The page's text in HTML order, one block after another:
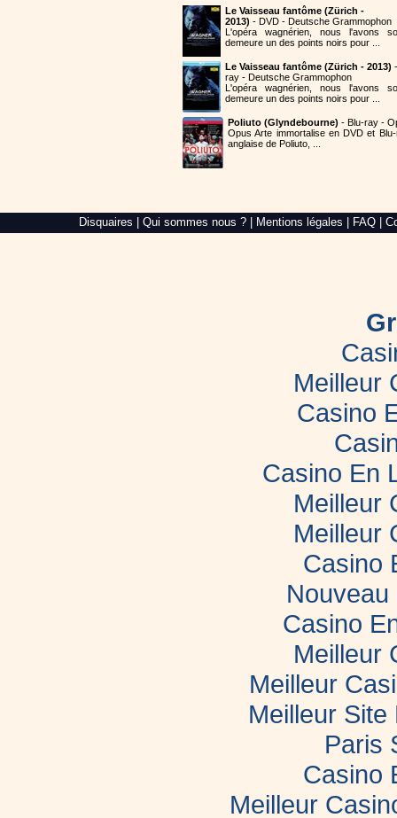
Le Vaisseau fantôme (Zürich -
2013) - DVD - Deutsche Grammophon
L'opéra wagnérien, nous l'avons
demeure un des points noirs pour ...
Le Vaisseau fantôme (Zürich - 2013)
ray - Deutsche Grammophon
L'opéra wagnérien, nous l'avons
demeure un des points noirs pour ...
Poliuto (Glyndebourne) - Blu-ray -
Opus Arte immortalise en DVD et
anglaise de Poliuto, ...
Disquaires Qui sommes nous ? Mentions légales FAQ
Web,
Meilleur
Casino
Casino En
Meilleur
Meilleur
Casino
Casino
Meilleur
Meilleur
Meilleur
Paris
Casino
Meilleur